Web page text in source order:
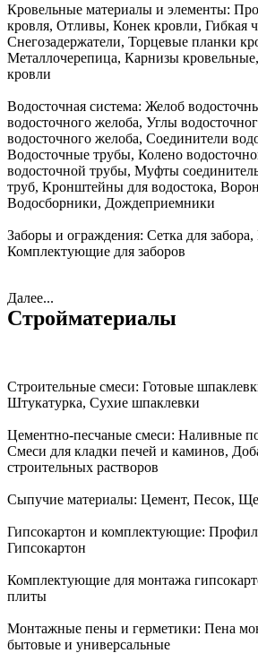
Кровельные материалы и элементы:
кровля, Отливы, Конек кровли, Гибкая
Снегозадержатели, Торцевые планки
Металлочерепица, Карнизы
кровли
Водосточная система: Желоб
водосточного желоба, Углы
водосточного желоба, Соединители
Водосточные трубы, Колено
водосточной трубы, Муфты
труб, Кронштейны для водостока,
Водосборники, Дождеприемники
Заборы и ограждения: Сетка для
Комплектующие для заборов
Далее...
Стройматериалы
Строительные смеси: Готовые
Штукатурка, Сухие шпаклевки
Цементно-песчаные смеси: Наливные
Смеси для кладки печей и каминов,
строительных растворов
Сыпучие материалы: Цемент, Песок,
Гипсокартон и комплектующие:
Гипсокартон
Комплектующие для монтажа
плиты
Монтажные пены и герметики: Пена
бытовые и универсальные